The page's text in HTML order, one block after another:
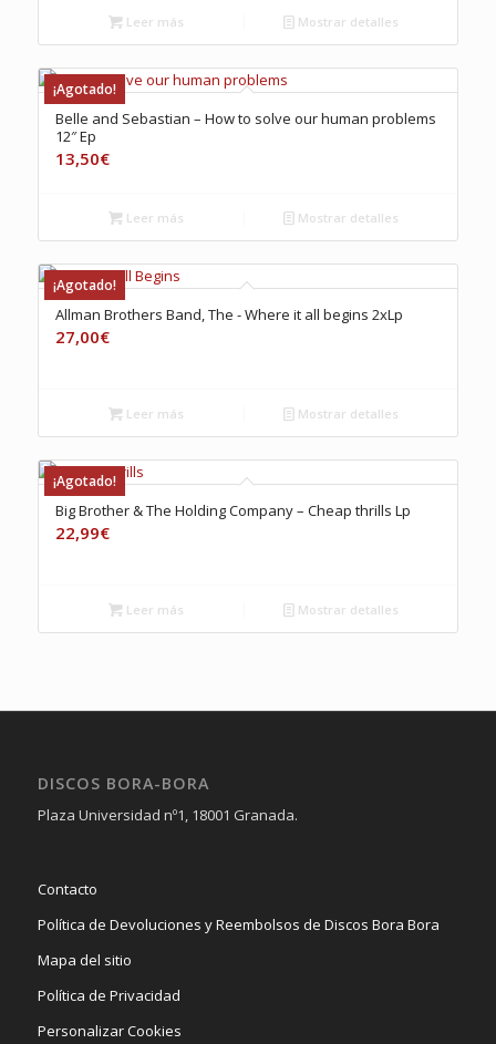
Leer más Mostrar detalles
¡Agotado!
Belle and Sebastian – How to solve our human problems
12″ Ep
13,50€
Leer más Mostrar detalles
¡Agotado!
Allman Brothers Band, The ‎- Where it all begins 2xLp
27,00€
Leer más Mostrar detalles
¡Agotado!
Big Brother & The Holding Company – Cheap thrills Lp
22,99€
Leer más Mostrar detalles
DISCOS BORA-BORA
Plaza Universidad nº1, 18001 Granada.
Contacto
Política de Devoluciones y Reembolsos de Discos Bora Bora
Mapa del sitio
Política de Privacidad
Personalizar Cookies